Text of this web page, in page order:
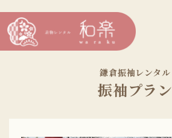
鎌倉振袖レンタル
振袖プラン